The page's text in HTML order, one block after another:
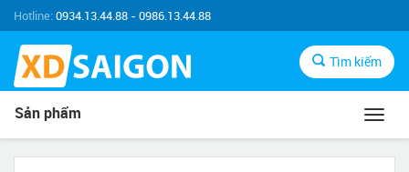
Hotline:0934.13.44.88 - 0986.13.44.88
Tìm kiếm
Sản phẩm